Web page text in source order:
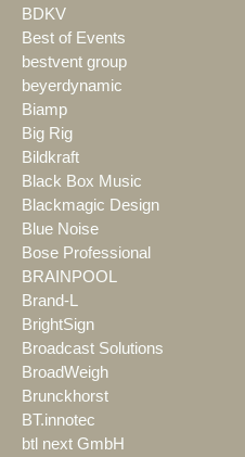
BDKV
Best of Events
bestvent group
beyerdynamic
Biamp
Big Rig
Bildkraft
Black Box Music
Blackmagic Design
Blue Noise
Bose Professional
BRAINPOOL
Brand-L
BrightSign
Broadcast Solutions
BroadWeigh
Brunckhorst
BT.innotec
btl next GmbH